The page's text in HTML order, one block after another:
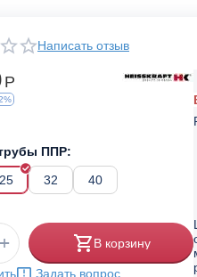
Написать отзыв
Р
ППР:
25 32 40
+ В корзину
Задать вопрос